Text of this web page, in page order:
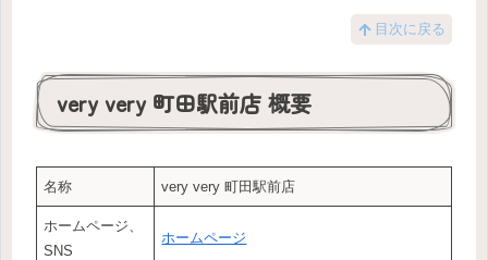
目次に戻る
very very 町田駅前店 概要
名称 very very 町田駅前店
ホームページ、
SNS
ホームページ